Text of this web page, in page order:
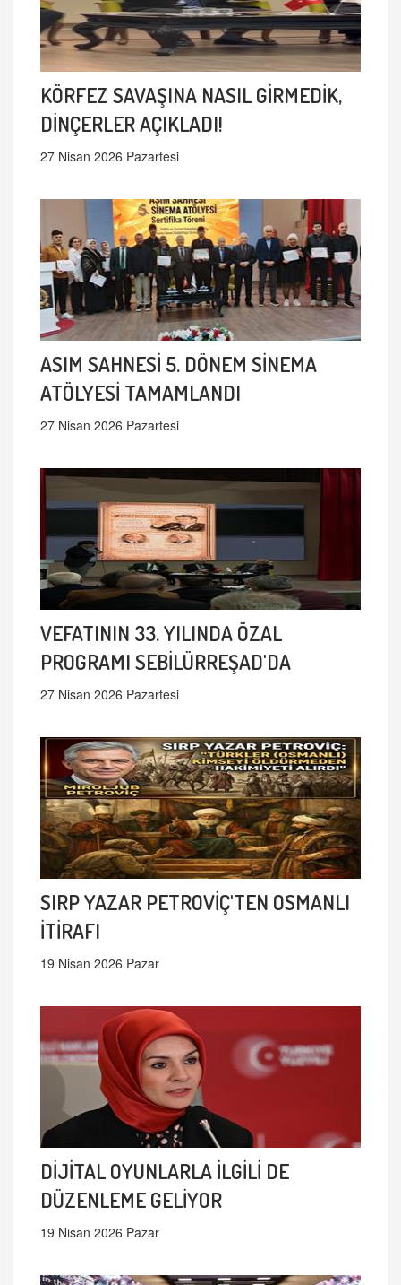
KÖRFEZ SAVAŞINA NASIL GİRMEDİK,
DİNÇERLER AÇIKLADI!
27 Nisan 2026 Pazartesi
ASIM SAHNESİ 5. DÖNEM SİNEMA
ATÖLYESİ TAMAMLANDI
27 Nisan 2026 Pazartesi
VEFATININ 33. YILINDA ÖZAL
PROGRAMI SEBİLÜRREŞAD'DA
27 Nisan 2026 Pazartesi
SIRP YAZAR PETROVİÇ'TEN OSMANLI
İTİRAFI
19 Nisan 2026 Pazar
DİJİTAL OYUNLARLA İLGİLİ DE
DÜZENLEME GELİYOR
19 Nisan 2026 Pazar